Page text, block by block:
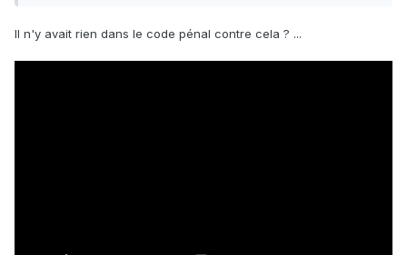
https://www.franceinter.fr/societe/filmer-sous-les-jupes-
des-filles-va-enfin-devenir-un-delit
Il n'y avait rien dans le code pénal contre cela ? ...